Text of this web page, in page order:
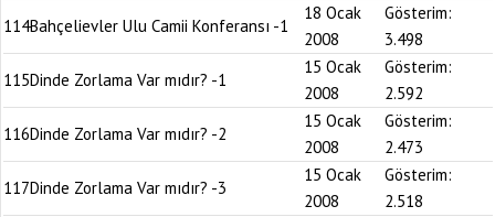
114Bahçelievler Ulu Camii Konferansı -1
18 Ocak
2008
Gösterim:
3.498
115Dinde Zorlama Var mıdır? -1
15 Ocak
2008
Gösterim:
2.592
116Dinde Zorlama Var mıdır? -2
15 Ocak
2008
Gösterim:
2.473
117Dinde Zorlama Var mıdır? -3
15 Ocak
2008
Gösterim:
2.518